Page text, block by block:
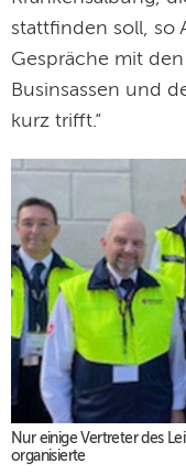
stattfinden soll, so
Gespräche mit
Businsassen und
kurz trifft.“
Nur einige Vertreter des
organisierte